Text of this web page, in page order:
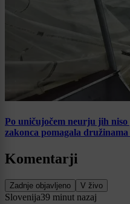
Po uničujočem neurju jih
zakonca pomagala
Komentarji
Zadnje objavljeno V živo
Slovenija39 minut nazaj